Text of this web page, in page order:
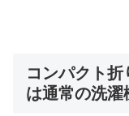
コンパクト
は通常の洗濯